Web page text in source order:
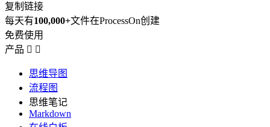
复制链接
每天有100,000+文件在ProcessOn创建
免费使用
产品  
思维导图
流程图
思维笔记
Markdown